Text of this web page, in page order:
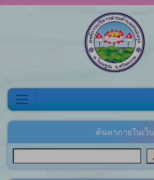
ค้นหาภายในเว็บ